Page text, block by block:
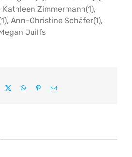
Kathleen Zimmermann(1),
Ann-Christine Schäfer(1),
Juilfs
WhatsAppPinterestE-